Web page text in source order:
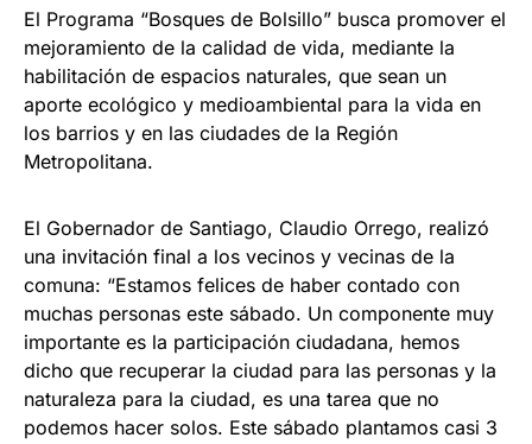
El Programa “Bosques de Bolsillo” busca promover el
mejoramiento de la calidad de vida, mediante la
habilitación de espacios naturales, que sean un
aporte ecológico y medioambiental para la vida en
los barrios y en las ciudades de la Región
Metropolitana.
El Gobernador de Santiago, Claudio Orrego, realizó
una invitación final a los vecinos y vecinas de la
comuna: “Estamos felices de haber contado con
muchas personas este sábado. Un componente muy
importante es la participación ciudadana, hemos
dicho que recuperar la ciudad para las personas y la
naturaleza para la ciudad, es una tarea que no
podemos hacer solos. Este sábado plantamos casi 3